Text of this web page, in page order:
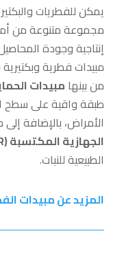
يمكن للفطريات
مجموعة متنوعة من
إنتاجية وجودة
مبيدات فطرية
من بينها مبيدات
طبقة واقية على سطح
الأمراض، بالإضافة
الجهازية المكتسبة (SAR)
الطبيعية للنبات.
المزيد عن مبيدات